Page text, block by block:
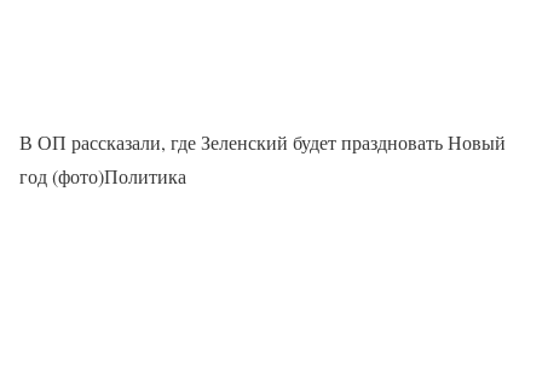
В ОП рассказали, где Зеленский будет праздновать Новый
год (фото)Политика